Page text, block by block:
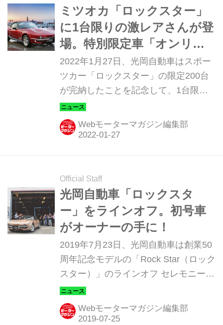
ミツオカ「ロックスター」
に1台限りの激レアさんが登
場。特別限定車「オンリー
ワン スペシャル」は抽選で
販売
2022年1月27日、光岡自動車はスポー
ツカー「ロックスター」の限定200台
が完納したことを記念して、1台限り
の特別記念限定車「ロックスター 2.0
LHD Only 1 Special（オンリーワン ス
ペシャル）」を製作。一般向けに抽選
Webモーターマガジン編集部
Official Staff
光岡自動車「ロックスタ
ー」をラインオフ。初号車
がオーナーの手に！
2019年7月23日、光岡自動車は創業50
周年記念モデルの「Rock Star（ロック
スター）」のラインオフ セレモニーを
行った。
Webモーターマガジン編集部